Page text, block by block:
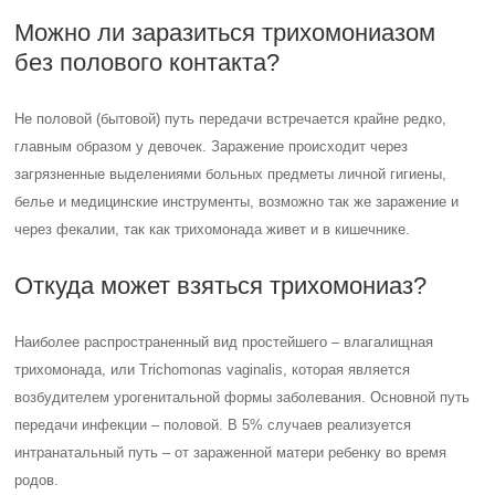
Можно ли заразиться трихомониазом
без полового контакта?
Не половой (бытовой) путь передачи встречается крайне редко,
главным образом у девочек. Заражение происходит через
загрязненные выделениями больных предметы личной гигиены,
белье и медицинские инструменты, возможно так же заражение и
через фекалии, так как трихомонада живет и в кишечнике.
Откуда может взяться трихомониаз?
Наиболее распространенный вид простейшего – влагалищная
трихомонада, или Trichomonas vaginalis, которая является
возбудителем урогенитальной формы заболевания. Основной путь
передачи инфекции – половой. В 5% случаев реализуется
интранатальный путь – от зараженной матери ребенку во время
родов.